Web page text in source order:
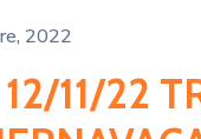
2022
11/22